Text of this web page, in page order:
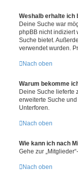
Weshalb erhalte ich
Deine Suche war
phpBB nicht indiziert
Suche bietet.
verwendet wurden.
Nach oben
Warum bekomme
Deine Suche lieferte
erweiterte Suche
Unterforen.
Nach oben
Wie kann ich nach
Gehe zur
Nach oben